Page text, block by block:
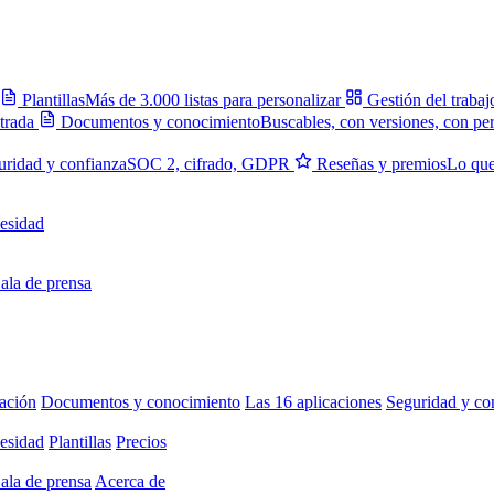
PlantillasMás de 3.000 listas para personalizar
Gestión del
Documentos y conocimientoBuscables, con versiones, con
y confianzaSOC 2, cifrado, GDPR Reseñas y premiosLo
de prensa
Documentos y conocimiento Las 16 aplicaciones Seguridad y
Plantillas Precios
de prensa Acerca de